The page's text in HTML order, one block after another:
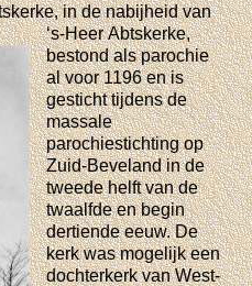
in de nabijheid van
‘s-HeerAbtskerke,
bestond als parochie
al voor 1196 en is
gesticht tijdens de
massale
parochiestichting op
Zuid-Beveland in de
tweede helft van de
twaalfde en begin
dertiende eeuw. De
kerk was mogelijk een
dochterkerk van West-